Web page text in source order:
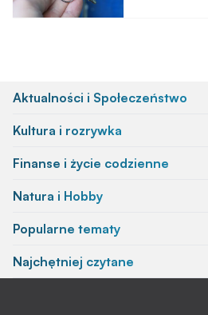
Aktualności i Społeczeństwo
Kultura i rozrywka
Finanse i życie codzienne
Natura i Hobby
Popularne tematy
Najchętniej czytane